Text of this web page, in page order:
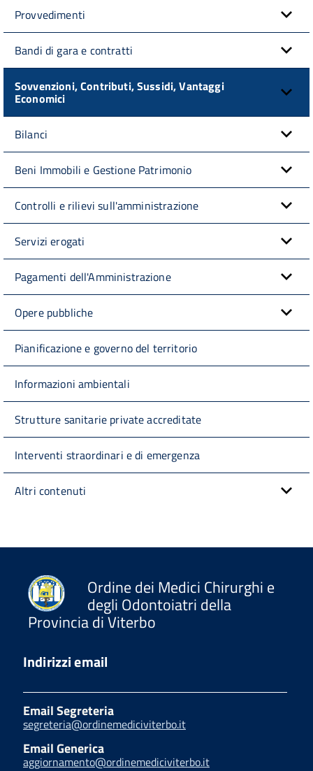
Provvedimenti
Bandi di gara e contratti
Sovvenzioni, Contributi, Sussidi, Vantaggi
Economici
Bilanci
Beni Immobili e Gestione Patrimonio
Controlli e rilievi sull'amministrazione
Servizi erogati
Pagamenti dell'Amministrazione
Opere pubbliche
Pianificazione e governo del territorio
Informazioni ambientali
Strutture sanitarie private accreditate
Interventi straordinari e di emergenza
Altri contenuti
Ordine dei Medici Chirurghi e
degli Odontoiatri della
Provincia di Viterbo
Indirizzi email
Email Segreteria
segreteria@ordinemediciviterbo.it
Email Generica
aggiornamento@ordinemediciviterbo.it